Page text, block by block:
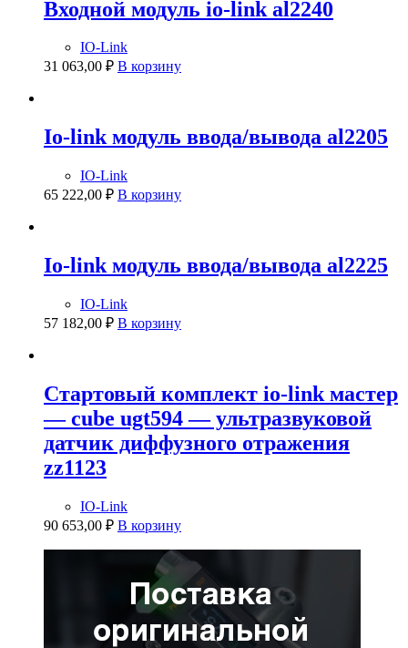
Входной модуль io-link al2240
IO-Link
31 063,00 ₽ В корзину
Io-link модуль ввода/вывода al2205
IO-Link
65 222,00 ₽ В корзину
Io-link модуль ввода/вывода al2225
IO-Link
57 182,00 ₽ В корзину
Стартовый комплект io-link мастер
— cube ugt594 — ультразвуковой
датчик диффузного отражения
zz1123
IO-Link
90 653,00 ₽ В корзину